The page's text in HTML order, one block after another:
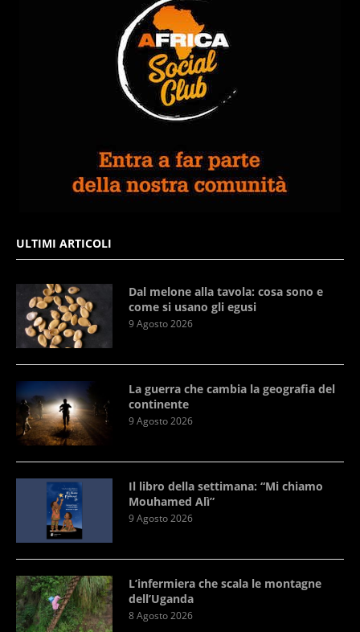
ULTIMI ARTICOLI
Dal melone alla tavola: cosa sono e
come si usano gli egusi
9 Agosto 2026
La guerra che cambia la geografia del
continente
9 Agosto 2026
Il libro della settimana: “Mi chiamo
Mouhamed Alì”
9 Agosto 2026
L’infermiera che scala le montagne
dell’Uganda
8 Agosto 2026